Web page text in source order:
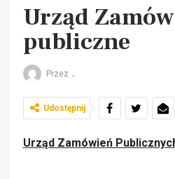
Urząd
publiczne
Przez .
Udostępnij
Urząd Zamówień